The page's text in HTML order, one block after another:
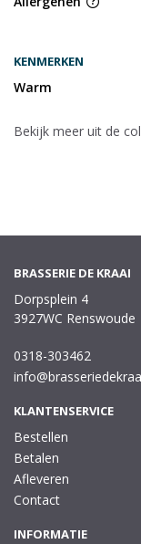
KENMERKEN
Warm
Bekijk meer uit de
BRASSERIE DE KRAAI
Dorpsplein 4
3927WC Renswoude
0318-303462
KLANTENSERVICE
Bestellen
Betalen
Afleveren
Contact
INFORMATIE